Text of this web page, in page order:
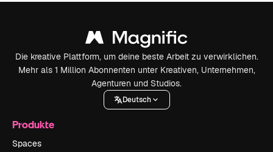
Die kreative Plattform, um deine beste Arbeit zu verwirklichen.
Mehr als 1 Million Abonnenten unter Kreativen, Unternehmen,
Agenturen und Studios.
Deutsch
Produkte
Spaces